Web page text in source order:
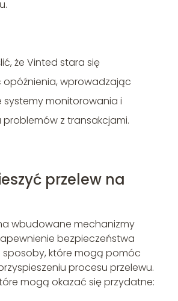
że Vinted stara się
opóźnienia, wprowadzając
monitorowania i
z transakcjami.
przelew na
wbudowane mechanizmy
bezpieczeństwa
sposoby, które mogą pomóc
procesu przelewu.
mogą okazać się przydatne: